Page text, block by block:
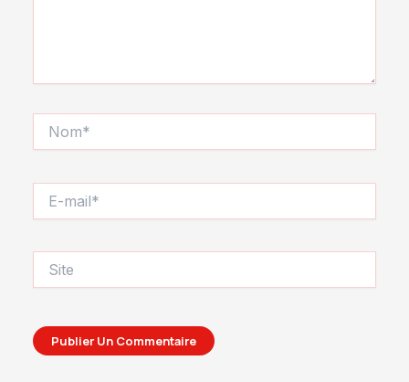
mail*